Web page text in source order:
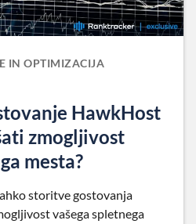
IN OPTIMIZACIJA
HawkHost
zmogljivost
mesta?
storitve gostovanja
vašega spletnega